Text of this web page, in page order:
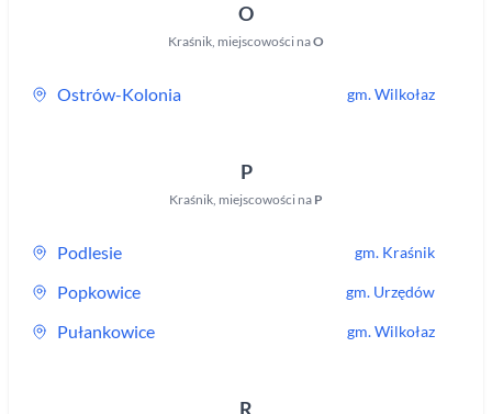
O
Kraśnik, miejscowości naO
Ostrów-Kolonia gm.Wilkołaz
P
Kraśnik, miejscowości na P
Podlesie gm. Kraśnik
Popkowice gm. Urzędów
Pułankowice gm.Wilkołaz
R